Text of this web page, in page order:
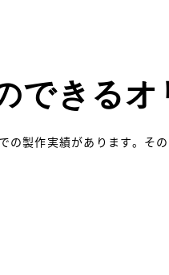
できる
の製作実績があります。そ